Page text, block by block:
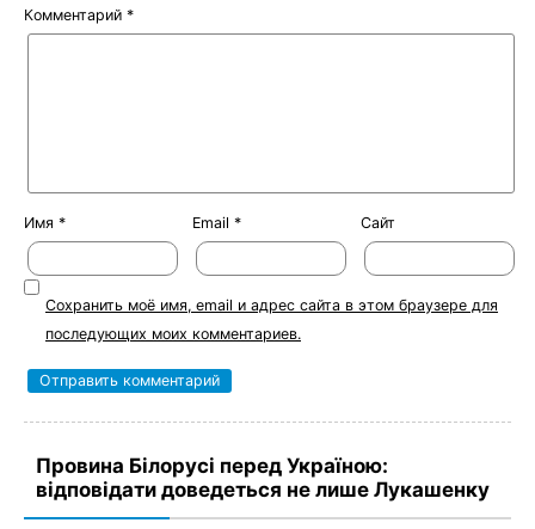
Комментарий *
Имя * Email * Сайт
Сохранить моё имя, email и адрес сайта в этом браузере для
последующих моих комментариев.
Провина Білорусі перед Україною:
відповідати доведеться не лише Лукашенку